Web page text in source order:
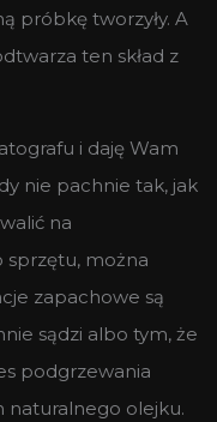
próbkę tworzyły. A
ten skład z
i daję Wam
nie pachnie tak, jak
na
sprzętu, można
zapachowe są
sądzi albo tym, że
podgrzewania
naturalnego olejku.